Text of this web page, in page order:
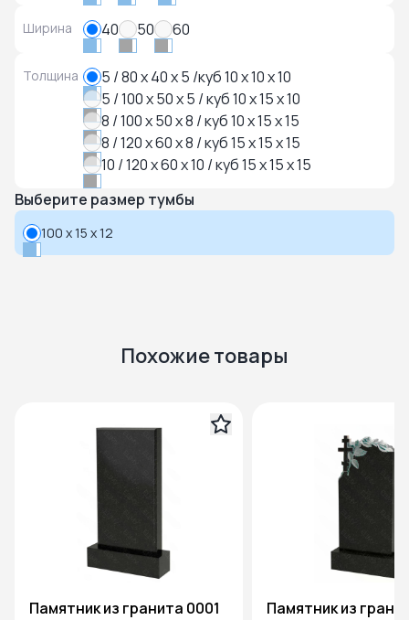
Ширина 40 50 60
Толщина
5 / 80 x 40 x 5 /куб 10 x 10 x 10
5 / 100 x 50 x 5 / куб 10 x 15 x 10
8 / 100 x 50 x 8 / куб 10 x 15 x 15
8 / 120 x 60 x 8 / куб 15 x 15 x 15
10 / 120 x 60 x 10 / куб 15 x 15 x 15
Выберите размер тумбы
100 x 15 x 12
Похожие товары
Памятник из гранита 0001